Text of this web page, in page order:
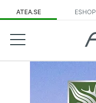
ATEA.SE ESHOP